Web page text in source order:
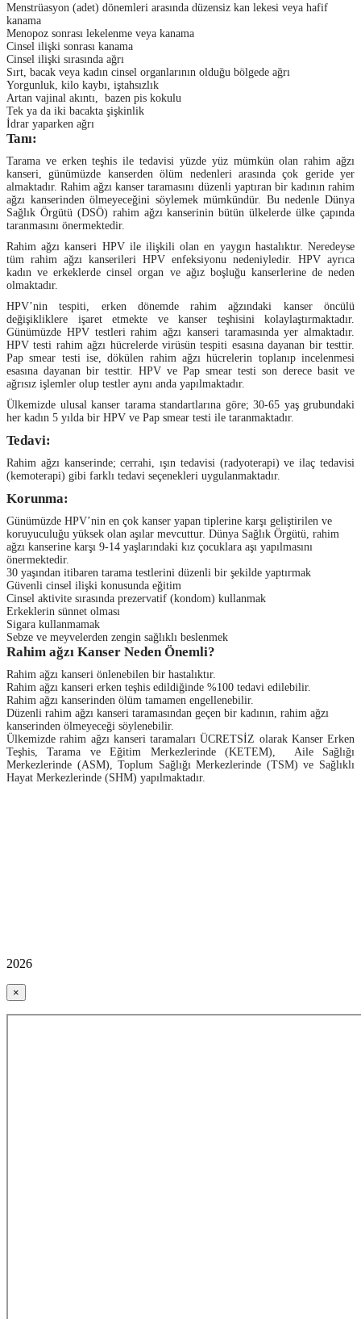
Menstrüasyon (adet) dönemleri arasında düzensiz kan lekesi veya hafif
kanama
Menopoz sonrası lekelenme veya kanama
Cinsel ilişki sonrası kanama
Cinsel ilişki sırasında ağrı
Sırt, bacak veya kadın cinsel organlarının olduğu bölgede ağrı
Yorgunluk, kilo kaybı, iştahsızlık
Artan vajinal akıntı, bazen pis kokulu
Tek ya da iki bacakta şişkinlik
İdrar yaparken ağrı
Tanı:
Tarama ve erken teşhis ile tedavisi yüzde yüz mümkün olan rahim ağzı
kanseri, günümüzde kanserden ölüm nedenleri arasında çok geride yer
almaktadır. Rahim ağzı kanser taramasını düzenli yaptıran bir kadının rahim
ağzı kanserinden ölmeyeceğini söylemek mümkündür. Bu nedenle Dünya
Sağlık Örgütü (DSÖ) rahim ağzı kanserinin bütün ülkelerde ülke çapında
taranmasını önermektedir.
Rahim ağzı kanseri HPV ile ilişkili olan en yaygın hastalıktır. Neredeyse
tüm rahim ağzı kanserileri HPV enfeksiyonu nedeniyledir. HPV ayrıca
kadın ve erkeklerde cinsel organ ve ağız boşluğu kanserlerine de neden
olmaktadır.
HPV’nin tespiti, erken dönemde rahim ağzındaki kanser öncülü
değişikliklere işaret etmekte ve kanser teşhisini kolaylaştırmaktadır.
Günümüzde HPV testleri rahim ağzı kanseri taramasında yer almaktadır.
HPV testi rahim ağzı hücrelerde virüsün tespiti esasına dayanan bir testtir.
Pap smear testi ise, dökülen rahim ağzı hücrelerin toplanıp incelenmesi
esasına dayanan bir testtir. HPV ve Pap smear testi son derece basit ve
ağrısız işlemler olup testler aynı anda yapılmaktadır.
Ülkemizde ulusal kanser tarama standartlarına göre; 30-65 yaş grubundaki
her kadın 5 yılda bir HPV ve Pap smear testi ile taranmaktadır.
Tedavi:
Rahim ağzı kanserinde; cerrahi, ışın tedavisi (radyoterapi) ve ilaç tedavisi
(kemoterapi) gibi farklı tedavi seçenekleri uygulanmaktadır.
Korunma:
Günümüzde HPV’nin en çok kanser yapan tiplerine karşı geliştirilen ve
koruyuculuğu yüksek olan aşılar mevcuttur. Dünya Sağlık Örgütü, rahim
ağzı kanserine karşı 9-14 yaşlarındaki kız çocuklara aşı yapılmasını
önermektedir.
30 yaşından itibaren tarama testlerini düzenli bir şekilde yaptırmak
Güvenli cinsel ilişki konusunda eğitim
Cinsel aktivite sırasında prezervatif (kondom) kullanmak
Erkeklerin sünnet olması
Sigara kullanmamak
Sebze ve meyvelerden zengin sağlıklı beslenmek
Rahim ağzı Kanser Neden Önemli?
Rahim ağzı kanseri önlenebilen bir hastalıktır.
Rahim ağzı kanseri erken teşhis edildiğinde %100 tedavi edilebilir.
Rahim ağzı kanserinden ölüm tamamen engellenebilir.
Düzenli rahim ağzı kanseri taramasından geçen bir kadının, rahim ağzı
kanserinden ölmeyeceği söylenebilir.
Ülkemizde rahim ağzı kanseri taramaları ÜCRETSİZ olarak Kanser Erken
Teşhis, Tarama ve Eğitim Merkezlerinde (KETEM), Aile Sağlığı
Merkezlerinde (ASM), Toplum Sağlığı Merkezlerinde (TSM) ve Sağlıklı
Hayat Merkezlerinde (SHM) yapılmaktadır.
2026
×